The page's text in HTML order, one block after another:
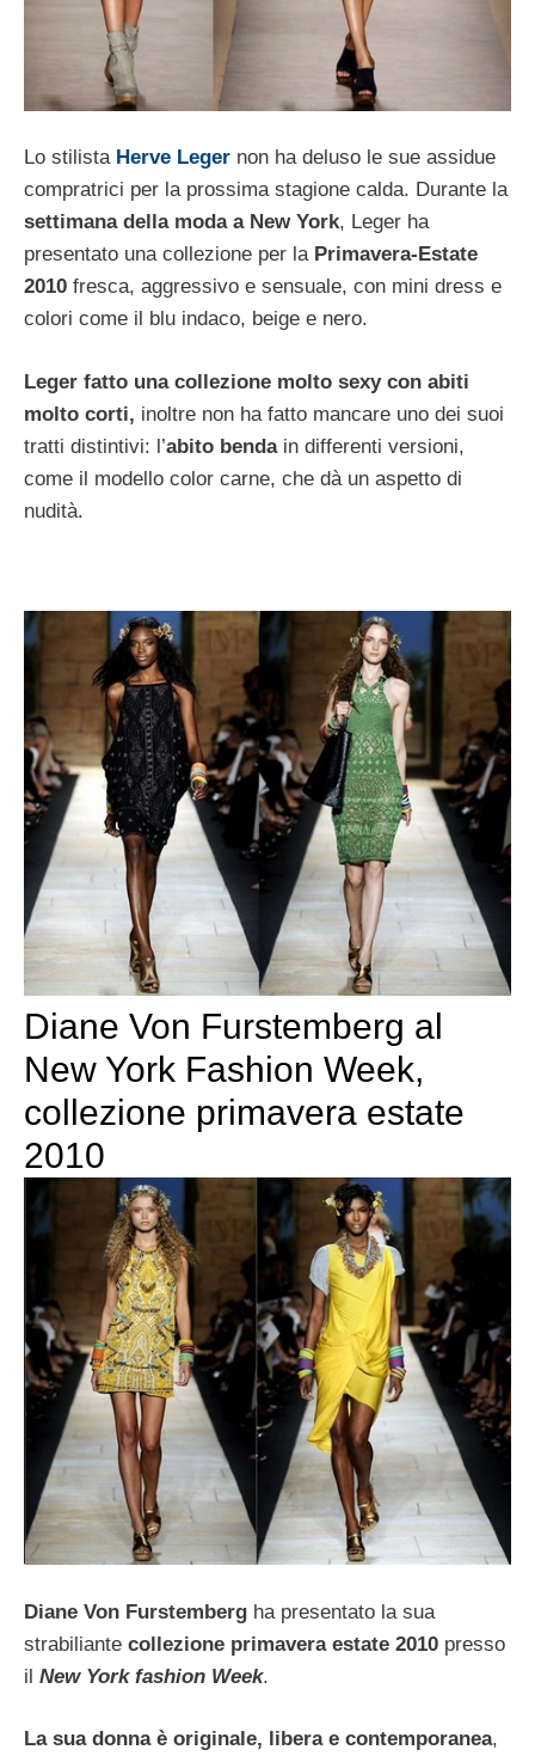
Lo stilista Herve Leger non ha deluso le sue assidue
compratrici per la prossima stagione calda. Durante la
settimana della moda a New York, Leger ha
presentato una collezione per la Primavera-Estate
2010 fresca, aggressivo e sensuale, con mini dress e
colori come il blu indaco, beige e nero.
Leger fatto una collezione molto sexy con abiti
molto corti, inoltre non ha fatto mancare uno dei suoi
tratti distintivi: l’abito bendain differenti versioni,
come il modello color carne, che dà un aspetto di
nudità.
Diane Von Furstemberg al
New York Fashion Week,
collezione primavera estate
2010
Diane Von Furstemberg ha presentato la sua
strabiliante collezione primavera estate 2010 presso
il New York fashion Week.
La sua donna è originale, libera e contemporanea,